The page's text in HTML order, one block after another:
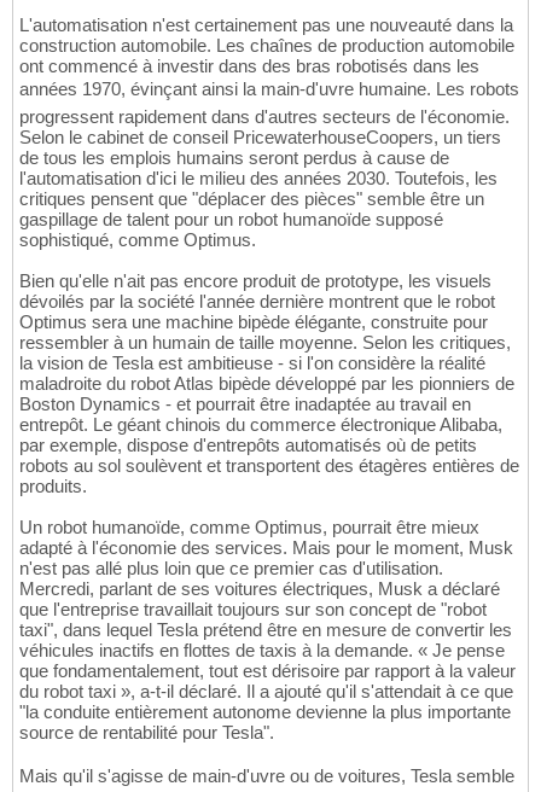
L'automatisation n'est certainement pas une nouveauté dans la
construction automobile. Les chaînes de production automobile
ont commencé à investir dans des bras robotisés dans les
années 1970, évinçant ainsi la main-d'uvre humaine. Les robots
progressent rapidement dans d'autres secteurs de l'économie.
Selon le cabinet de conseil PricewaterhouseCoopers, un tiers
de tous les emplois humains seront perdus à cause de
l'automatisation d'ici le milieu des années 2030. Toutefois, les
critiques pensent que "déplacer des pièces" semble être un
gaspillage de talent pour un robot humanoïde supposé
sophistiqué, comme Optimus.
Bien qu'elle n'ait pas encore produit de prototype, les visuels
dévoilés par la société l'année dernière montrent que le robot
Optimus sera une machine bipède élégante, construite pour
ressembler à un humain de taille moyenne. Selon les critiques,
la vision de Tesla est ambitieuse - si l'on considère la réalité
maladroite du robot Atlas bipède développé par les pionniers de
Boston Dynamics - et pourrait être inadaptée au travail en
entrepôt. Le géant chinois du commerce électronique Alibaba,
par exemple, dispose d'entrepôts automatisés où de petits
robots au sol soulèvent et transportent des étagères entières de
produits.
Un robot humanoïde, comme Optimus, pourrait être mieux
adapté à l'économie des services. Mais pour le moment, Musk
n'est pas allé plus loin que ce premier cas d'utilisation.
Mercredi, parlant de ses voitures électriques, Musk a déclaré
que l'entreprise travaillait toujours sur son concept de "robot
taxi", dans lequel Tesla prétend être en mesure de convertir les
véhicules inactifs en flottes de taxis à la demande. « Je pense
que fondamentalement, tout est dérisoire par rapport à la valeur
du robot taxi », a-t-il déclaré. Il a ajouté qu'il s'attendait à ce que
"la conduite entièrement autonome devienne la plus importante
source de rentabilité pour Tesla".
Mais qu'il s'agisse de main-d'uvre ou de voitures, Tesla semble